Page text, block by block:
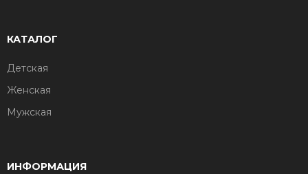
КАТАЛОГ
Детская
Женская
Мужская
ИНФОРМАЦИЯ